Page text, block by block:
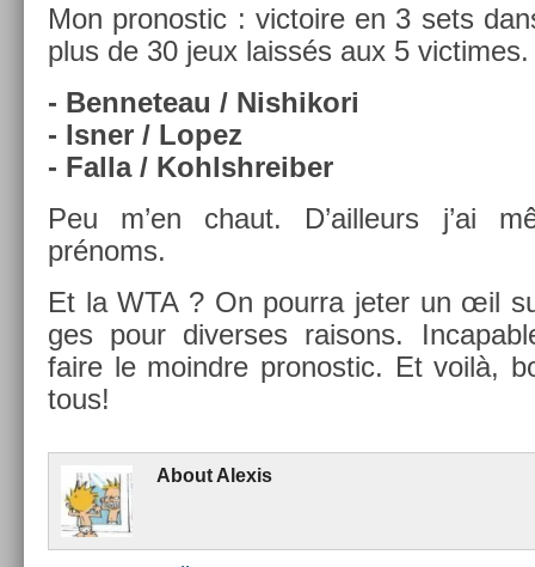
Mon pro­nos­tic : vic­toire en 3 sets
plus de 30 jeux laissés aux 5 vic­times.
- Be­nneteau / Nis­hikori
- Isner / Lopez
- Falla / Kohlshreib­er
Peu m’en chaut. D’ail­leurs j’ai
prénoms.
Et la WTA ? On pour­ra jeter un œil
ges pour di­ver­ses raisons.
faire le moindre pro­nos­tic. Et voilà,
tous!
About Al­exis